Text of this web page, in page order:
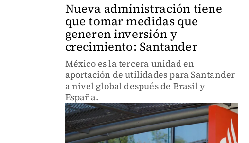
Nueva administración tiene
que tomar medidas que
generen inversión y
crecimiento: Santander
México es la tercera unidad en
aportación de utilidades para Santander
a nivel global después de Brasil y
España.